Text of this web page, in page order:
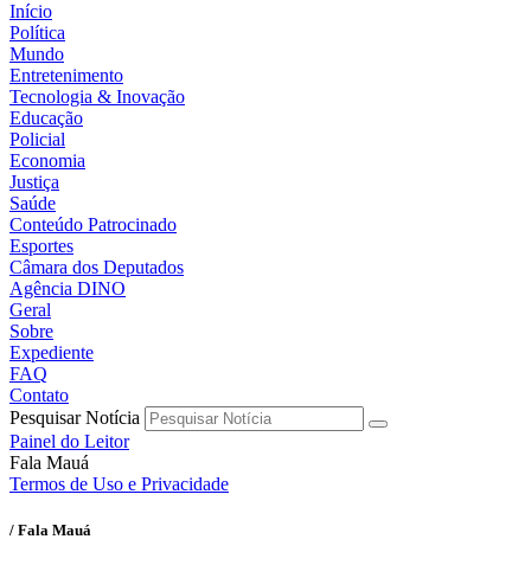
Início
Política
Mundo
Entretenimento
Tecnologia & Inovação
Educação
Policial
Economia
Justiça
Saúde
Conteúdo Patrocinado
Esportes
Câmara dos Deputados
Agência DINO
Geral
Sobre
Expediente
FAQ
Contato
Pesquisar Notícia
Painel do Leitor
Fala Mauá
Termos de Uso e Privacidade
/ Fala Mauá